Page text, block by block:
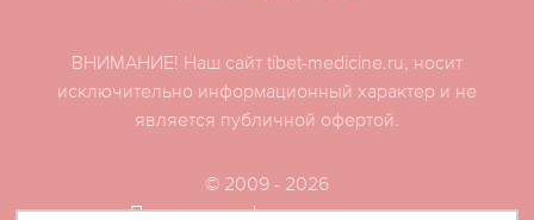
ВНИМАНИЕ! Наш сайт tibet-medicine.ru, носит
исключительно информационный характер и не
является публичной офертой.
© 2009 - 2026
Политика конфиденциальности